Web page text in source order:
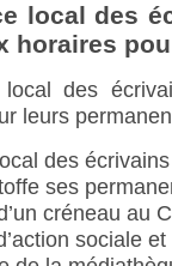
local des
horaires
des
leurs
des
ses
créneau au
sociale et